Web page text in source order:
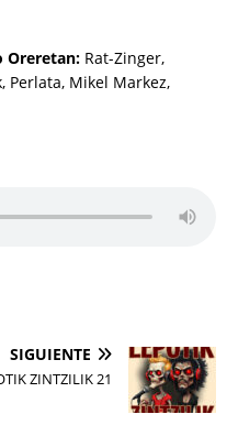
Oreretan: Rat-Zinger,
Perlata, Mikel Markez,
SIGUIENTE
ZINTZILIK 21